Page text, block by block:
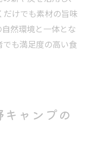
けでも素材の旨味
然環境と一体とな
も満足度の高い食
ャンプの